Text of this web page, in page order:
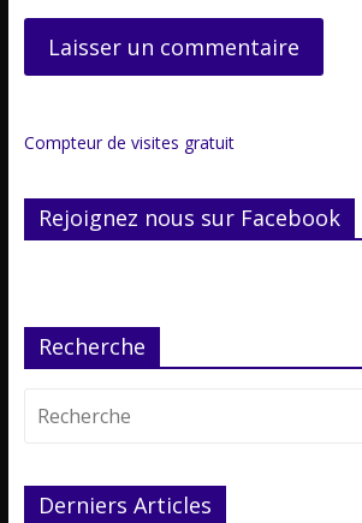
Compteur de visites gratuit
Rejoignez nous sur Facebook
Recherche
Derniers Articles